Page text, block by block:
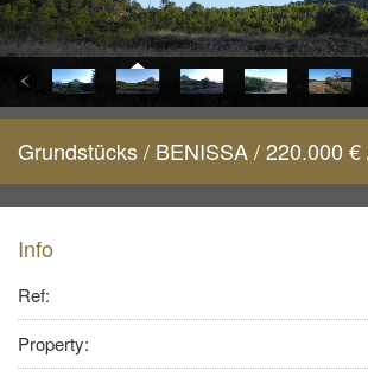
Grundstücks / BENISSA / 220.000
Info
Ref:
Property: